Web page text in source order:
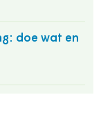
doe wat en